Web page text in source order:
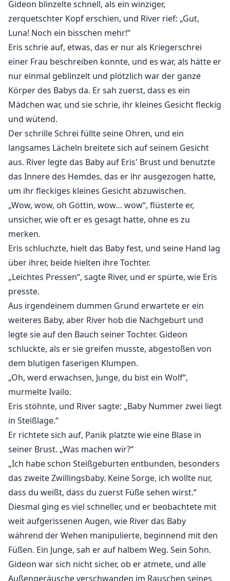
Gideon blinzelte schnell, als ein winziger,
zerquetschter Kopf erschien, und River rief: „Gut,
Luna! Noch ein bisschen mehr!“
Eris schrie auf, etwas, das er nur als Kriegerschrei
einer Frau beschreiben konnte, und es war, als hätte er
nur einmal geblinzelt und plötzlich war der ganze
Körper des Babys da. Er sah zuerst, dass es ein
Mädchen war, und sie schrie, ihr kleines Gesicht fleckig
und wütend.
Der schrille Schrei füllte seine Ohren, und ein
langsames Lächeln breitete sich auf seinem Gesicht
aus. River legte das Baby auf Eris' Brust und benutzte
das Innere des Hemdes, das er ihr ausgezogen hatte,
um ihr fleckiges kleines Gesicht abzuwischen.
„Wow, wow, oh Göttin, wow… wow“, flüsterte er,
unsicher, wie oft er es gesagt hatte, ohne es zu
merken.
Eris schluchzte, hielt das Baby fest, und seine Hand lag
über ihrer, beide hielten ihre Tochter.
„Leichtes Pressen“, sagte River, und er spürte, wie Eris
presste.
Aus irgendeinem dummen Grund erwartete er ein
weiteres Baby, aber River hob die Nachgeburt und
legte sie auf den Bauch seiner Tochter. Gideon
schluckte, als er sie greifen musste, abgestoßen von
dem blutigen faserigen Klumpen.
„Oh, werd erwachsen, Junge, du bist ein Wolf“,
murmelte Ivailo.
Eris stöhnte, und River sagte: „Baby Nummer zwei liegt
in Steißlage.“
Er richtete sich auf, Panik platzte wie eine Blase in
seiner Brust. „Was machen wir?“
„Ich habe schon Steißgeburten entbunden, besonders
das zweite Zwillingsbaby. Keine Sorge, ich wollte nur,
dass du weißt, dass du zuerst Füße sehen wirst.“
Diesmal ging es viel schneller, und er beobachtete mit
weit aufgerissenen Augen, wie River das Baby
während der Wehen manipulierte, beginnend mit den
Füßen. Ein Junge, sah er auf halbem Weg. Sein Sohn.
Gideon war sich nicht sicher, ob er atmete, und alle
Außengeräusche verschwanden im Rauschen seines